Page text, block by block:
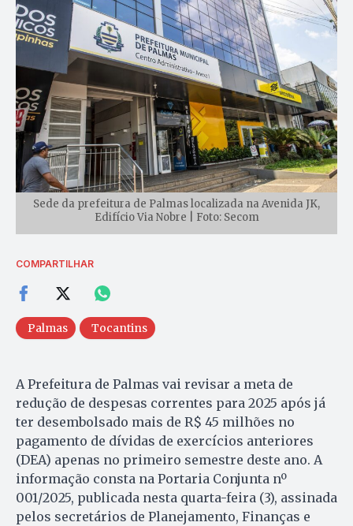
Sede da prefeitura de Palmas localizada na Avenida JK,
Edifício Via Nobre | Foto: Secom
COMPARTILHAR
Palmas Tocantins
A Prefeitura de Palmas vai revisar a meta de
redução de despesas correntes para 2025 após já
ter desembolsado mais de R$ 45 milhões no
pagamento de dívidas de exercícios anteriores
(DEA) apenas no primeiro semestre deste ano. A
informação consta na Portaria Conjunta nº
001/2025, publicada nesta quarta-feira (3), assinada
pelos secretários de Planejamento, Finanças e